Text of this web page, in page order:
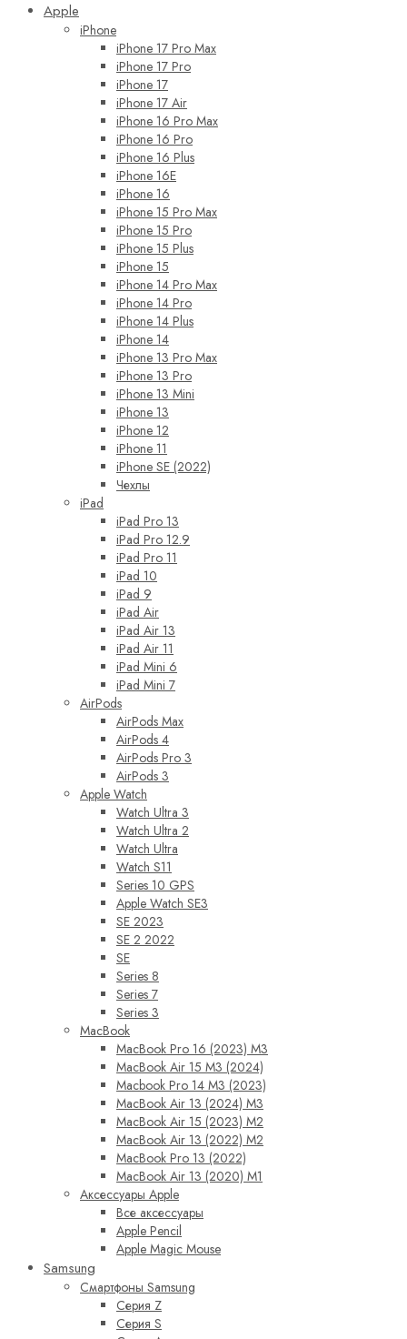
Apple
iPhone
iPhone 17 Pro Max
iPhone 17 Pro
iPhone 17
iPhone 17 Air
iPhone 16 Pro Max
iPhone 16 Pro
iPhone 16 Plus
iPhone 16E
iPhone 16
iPhone 15 Pro Max
iPhone 15 Pro
iPhone 15 Plus
iPhone 15
iPhone 14 Pro Max
iPhone 14 Pro
iPhone 14 Plus
iPhone 14
iPhone 13 Pro Max
iPhone 13 Pro
iPhone 13 Mini
iPhone 13
iPhone 12
iPhone 11
iPhone SE (2022)
Чехлы
iPad
iPad Pro 13
iPad Pro 12.9
iPad Pro 11
iPad 10
iPad 9
iPad Air
iPad Air 13
iPad Air 11
iPad Mini 6
iPad Mini 7
AirPods
AirPods Max
AirPods 4
AirPods Pro 3
AirPods 3
Apple Watch
Watch Ultra 3
Watch Ultra 2
Watch Ultra
Watch S11
Series 10 GPS
Apple Watch SE3
SE 2023
SE 2 2022
SE
Series 8
Series 7
Series 3
MacBook
MacBook Pro 16 (2023) M3
MacBook Air 15 M3 (2024)
Macbook Pro 14 M3 (2023)
MacBook Air 13 (2024) M3
MacBook Air 15 (2023) M2
MacBook Air 13 (2022) M2
MacBook Pro 13 (2022)
MacBook Air 13 (2020) M1
Аксессуары Apple
Все аксессуары
Apple Pencil
Apple Magic Mouse
Samsung
Смартфоны Samsung
Серия Z
Серия S